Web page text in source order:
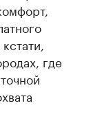
где